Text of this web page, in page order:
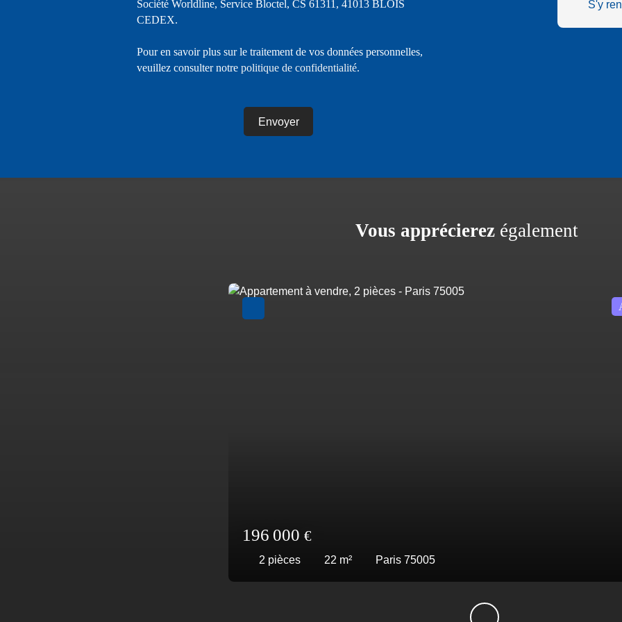
Société Worldline, Service Bloctel, CS 61311, 41013 BLOIS
CEDEX.
Pour en savoir plus sur le traitement de vos données personnelles,
veuillez consulter notre politique de confidentialité.
Envoyer
S'y
Vous apprécierezégalement
249 000€
1 pièce 24.22m² Paris 75011